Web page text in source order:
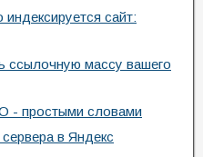
сайт:
ссылочную массу вашего
- простыми словами
в Яндекс